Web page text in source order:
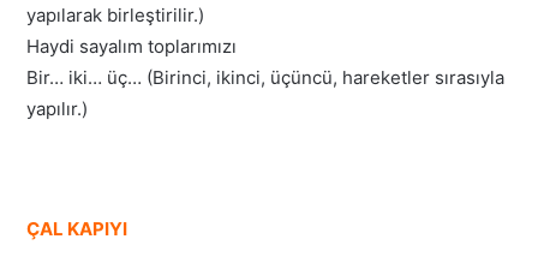
yapılarak birleştirilir.)
Haydi sayalım toplarımızı
Bir… iki… üç… (Birinci, ikinci, üçüncü, hareketler sırasıyla
yapılır.)
ÇAL KAPIYI